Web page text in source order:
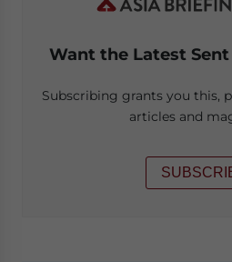
Want the Latest
Subscribing grants you this,
articles and